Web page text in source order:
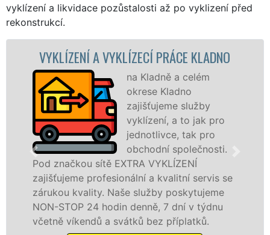
vyklízení a likvidace pozůstalosti až po vyklizení před
rekonstrukcí.
VYKLÍZECÍ PRÁCE KLADNO
na Kladně a celém
okrese Kladno
zajišťujeme služby
vyklízení, a to jak pro
jednotlivce, tak pro
obchodní společnosti.
EXTRA VYKLÍZENÍ
a kvalitní servis se
Naše služby poskytujeme
hodin denně, 7 dní v týdnu
a svátků bez příplatků.
VYKLÍZECÍ
jak fyzickým,
zárukou
STOP bez